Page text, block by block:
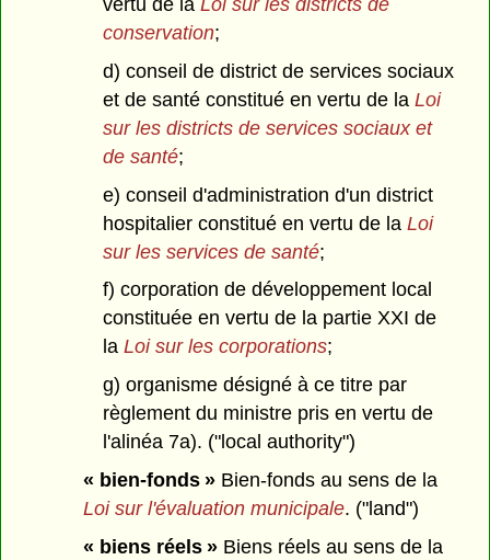
vertu de laLoi sur les districts de
conservation;
d) conseil de district de services sociaux
et de santé constitué en vertu de la Loi
sur les districts de services sociaux et
de santé;
e) conseil d'administration d'un district
hospitalier constitué en vertu de la Loi
sur les services de santé;
f) corporation de développement local
constituée en vertu de la partie XXI de
la Loi sur les corporations;
g) organisme désigné à ce titre par
règlement du ministre pris en vertu de
l'alinéa 7a). ("local authority")
« bien-fonds » Bien-fonds au sens de la
Loi sur l'évaluation municipale. ("land")
« biens réels » Biens réels au sens de la